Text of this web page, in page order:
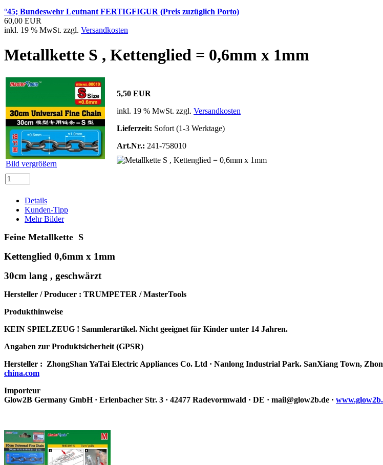
°45; Bundeswehr Leutnant FERTIGFIGUR (Preis zuzüglich Porto)
60,00 EUR
inkl. 19 % MwSt. zzgl. Versandkosten
Metallkette S , Kettenglied = 0,6mm x 1mm
Bild vergrößern
5,50 EUR
inkl. 19 % MwSt. zzgl. Versandkosten
Lieferzeit: Sofort (1-3 Werktage)
Art.Nr.: 241-758010
Details
Kunden-Tipp
Mehr Bilder
Feine Metallkette S
Kettenglied 0,6mm x 1mm
30cm lang , geschwärzt
Hersteller / Producer : TRUMPETER / MasterTools
Produkthinweise
KEIN SPIELZEUG ! Sammlerartikel. Nicht geeignet für Kinder unter 14 Jahren.
Angaben zur Produktsicherheit (GPSR)
Hersteller : ZhongShan YaTai Electric Appliances Co. Ltd · Nanlong Industrial Park. SanXiang Town,
china.com
Importeur
Glow2B Germany GmbH · Erlenbacher Str. 3 · 42477 Radevormwald · DE · mail@glow2b.de ·